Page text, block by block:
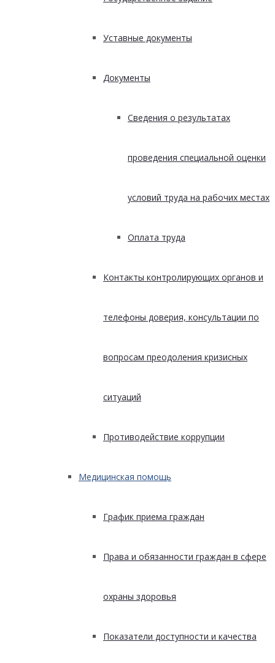
Уставные документы
Документы
Сведения о результатах
проведения специальной оценки
условий труда на рабочих местах
Оплата труда
Контакты контролирующих органов и
телефоны доверия, консультации по
вопросам преодоления кризисных
ситуаций
Противодействие коррупции
Медицинская помощь
График приема граждан
Права и обязанности граждан в сфере
охраны здоровья
Показатели доступности и качества